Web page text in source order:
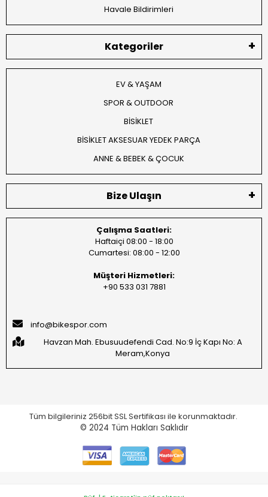
Havale Bildirimleri
Kategoriler
EV & YAŞAM
SPOR & OUTDOOR
BİSİKLET
BİSİKLET AKSESUAR YEDEK PARÇA
ANNE & BEBEK & ÇOCUK
Bize Ulaşın
Çalışma Saatleri:
Haftaiçi 08:00 - 18:00
Cumartesi: 08:00 - 12:00
Müşteri Hizmetleri:
+90 533 031 7881
info@bikespor.com
Havzan Mah. Ebusuudefendi Cad. No:9 İç Kapı No: A
Meram,Konya
Tüm bilgileriniz 256bit SSL Sertifikası ile korunmaktadır.
© 2024 Tüm Hakları Saklıdır